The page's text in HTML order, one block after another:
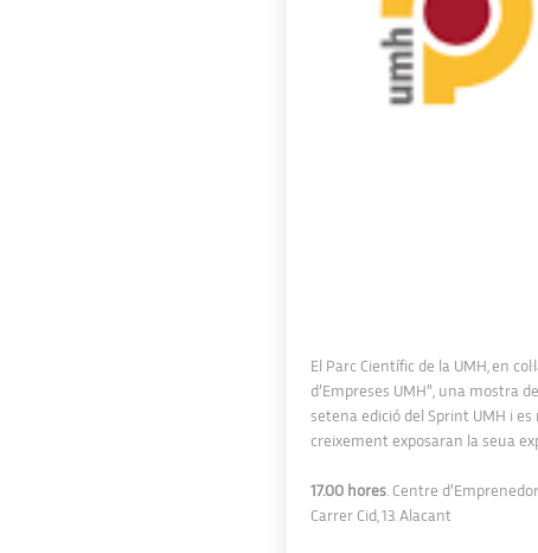
El Parc Científic de la UMH, en
d’Empreses UMH”, una mostra
setena edició del Sprint UMH i
creixement exposaran la seua
17.00 hores. Centre
Carrer Cid, 13. Alacant